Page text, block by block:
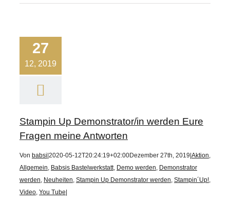
27
12, 2019
Stampin Up Demonstrator/in werden Eure
Fragen meine Antworten
Von babsi 2020-05-12T20:24:19+02:00Dezember 27th, 2019 Aktion,
Allgemein, Babsis Bastelwerkstatt, Demo werden, Demonstrator
werden, Neuheiten, Stampin Up Demonstrator werden, Stampin´Up!,
Video, You Tube